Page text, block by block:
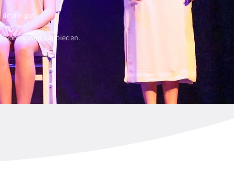
de dingen.
boodschap aanbieden.